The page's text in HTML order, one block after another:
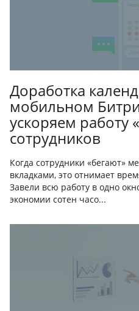
Доработка
мобильном
ускоряем работу
сотрудников
Когда сотрудники «бегают»
вкладками, это отнимает
Завели всю работу в одно
экономии сотен часо...